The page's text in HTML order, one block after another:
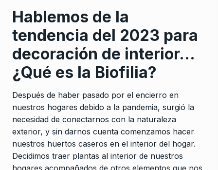
Hablemos de la
tendencia del 2023 para
decoración de interior…
¿Qué es la Biofilia?
Después de haber pasado por el encierro en
nuestros hogares debido a la pandemia, surgió la
necesidad de conectarnos con la naturaleza
exterior, y sin darnos cuenta comenzamos hacer
nuestros huertos caseros en el interior del hogar.
Decidimos traer plantas al interior de nuestros